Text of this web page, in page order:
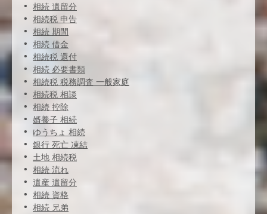
相続 遺留分
相続税 申告
相続 期間
相続 借金
相続税 還付
相続 必要書類
相続税 税務調査 一般家庭
相続税 相談
相続 控除
婿養子 相続
ゆうちょ 相続
銀行 死亡 凍結
土地 相続税
相続 流れ
遺産 遺留分
相続 資格
相続 兄弟